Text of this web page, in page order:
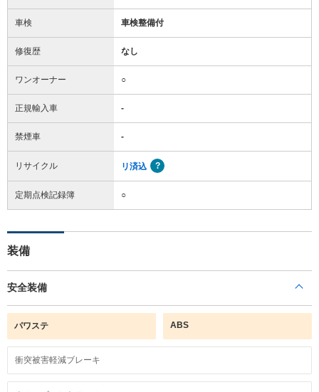
車検 車検整備付
修復歴 なし
ワンオーナー ○
正規輸入車 -
禁煙車 -
リサイクル リ済込
定期点検記録簿 ○
装備
安全装備
パワステ ABS
衝突被害軽減ブレーキ